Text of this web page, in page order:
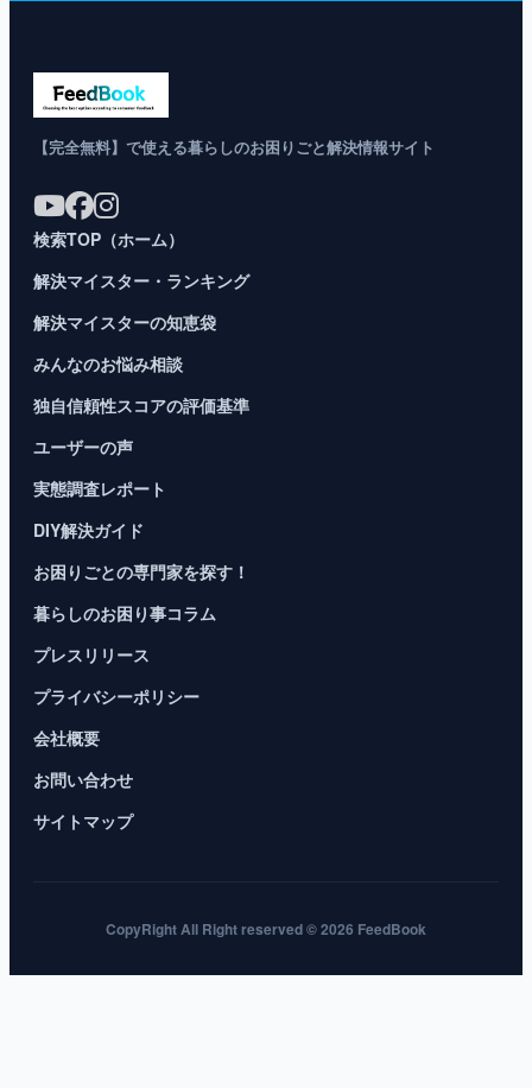
【完全無料】で使える暮らしのお困りごと解決情報サイト
検索TOP（ホーム）
解決マイスター・ランキング
解決マイスターの知恵袋
みんなのお悩み相談
独自信頼性スコアの評価基準
ユーザーの声
実態調査レポート
DIY解決ガイド
お困りごとの専門家を探す！
暮らしのお困り事コラム
プレスリリース
プライバシーポリシー
会社概要
お問い合わせ
サイトマップ
CopyRight All Right reserved © 2026 FeedBook